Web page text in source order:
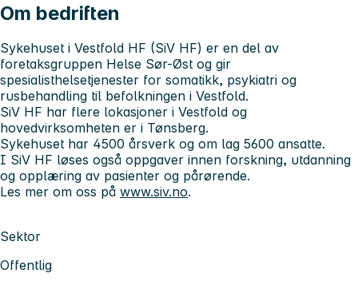
Om bedriften
Sykehuset i Vestfold HF (SiV HF) er en del av
foretaksgruppen Helse Sør-Øst og gir
spesialisthelsetjenester for somatikk, psykiatri og
rusbehandling til befolkningen i Vestfold.
SiV HF har flere lokasjoner i Vestfold og
hovedvirksomheten er i Tønsberg.
Sykehuset har 4500 årsverk og om lag 5600 ansatte.
I SiV HF løses også oppgaver innen forskning, utdanning
og opplæring av pasienter og pårørende.
Les mer om oss på www.siv.no.
Sektor
Offentlig